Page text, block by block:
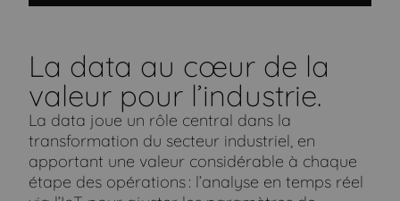
La data au cœur de la
valeur pour l’industrie.
La data joue un rôle central dans la
transformation du secteur industriel, en
apportant une valeur considérable à chaque
étape des opérations : l’analyse en temps réel